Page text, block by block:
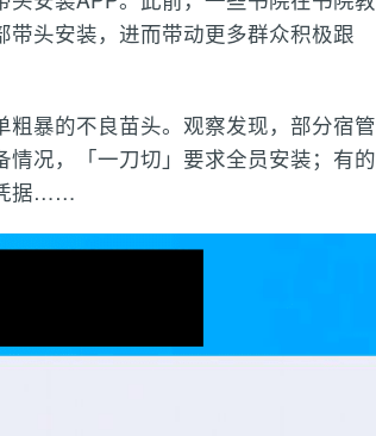
头安装，进而带动更多群众积极跟
暴的不良苗头。观察发现，部分宿管
况，「一刀切」要求全员安装；有的
据……